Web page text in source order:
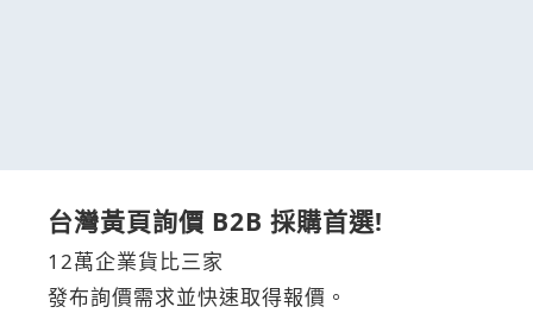
台灣黃頁詢價 B2B 採購首選!
12萬企業貨比三家
發布詢價需求並快速取得報價。